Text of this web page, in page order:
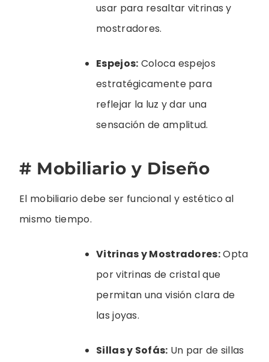
usar para resaltar vitrinas y
mostradores.
Espejos: Coloca espejos
estratégicamente para
reflejar la luz y dar una
sensación de amplitud.
# Mobiliario y Diseño
El mobiliario debe ser funcional y estético al
mismo tiempo.
Vitrinas y Mostradores:Opta
por vitrinas de cristal que
permitan una visión clara de
las joyas.
Sillas y Sofás: Un par de sillas